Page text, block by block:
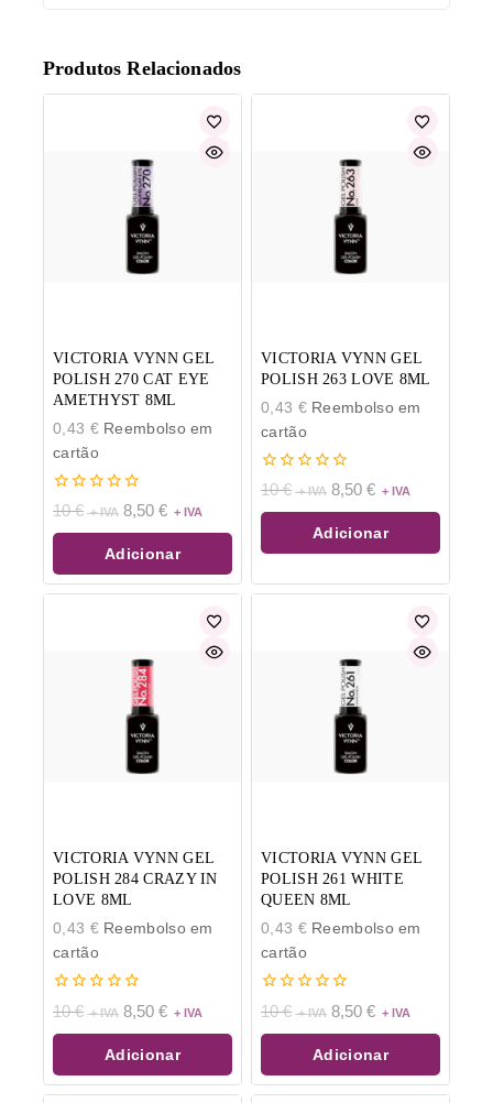
Produtos Relacionados
VICTORIA VYNN GEL
POLISH 270 CAT EYE
AMETHYST 8ML
0,43 €Reembolso em
cartão
0
de
5
10€ 8,50 €
Adicionar
VICTORIA VYNN GEL
POLISH 263 LOVE 8ML
0,43 €Reembolso em
cartão
0
de
5
10€ 8,50 €
Adicionar
VICTORIA VYNN GEL
POLISH 284 CRAZY IN
LOVE 8ML
0,43 €Reembolso em
cartão
0
de
5
10€ 8,50 €
Adicionar
VICTORIA VYNN GEL
POLISH 261 WHITE
QUEEN 8ML
0,43 €Reembolso em
cartão
0
de
5
10€ 8,50 €
Adicionar